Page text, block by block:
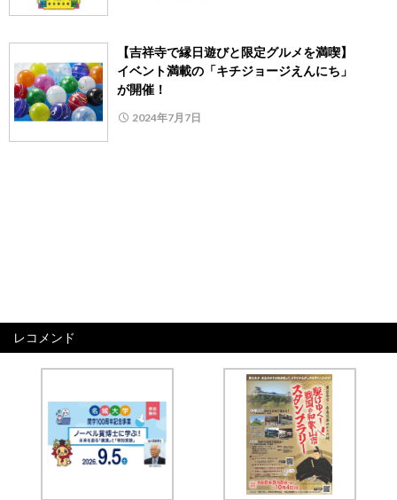
【吉祥寺で縁日遊びと限定グルメを満喫】
イベント満載の「キチジョージえんにち」
が開催！
2024年7月7日
レコメンド